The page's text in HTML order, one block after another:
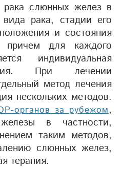
слюнных желез в
рака, стадии его
и состояния
причем для каждого
индивидуальная
При лечении
метод лечения
нескольких методов.
органов за рубежом,
в частности,
таким методов,
слюнных желез,
терапия.